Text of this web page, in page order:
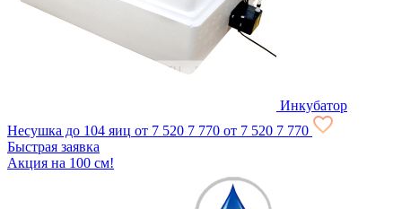
Инкубатор
Несушка до 104 яиц от 7 520 7 770 от 7 520 7 770
Быстрая заявка
Акция на 100 см!